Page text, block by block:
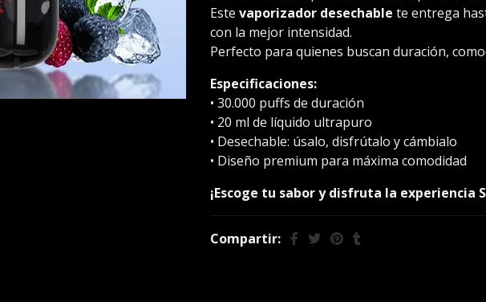
Este vaporizador desechable te entrega
con la mejor intensidad.
Perfecto para quienes buscan duración,
Especificaciones:
• 30.000 puffs de duración
• 20 ml de líquido ultrapuro
• Desechable: úsalo, disfrútalo y cámbialo
• Diseño premium para máxima comodidad
¡Escoge tu sabor y disfruta la experiencia
Compartir: